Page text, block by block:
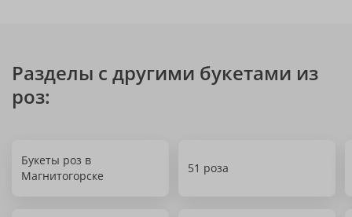
Разделы с другими букетами из
роз:
Букеты роз в
Магнитогорске
51 роза